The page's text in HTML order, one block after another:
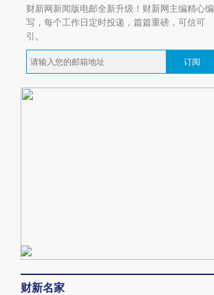
财新网新闻版电邮全新升级！财新网主编精心编
写，每个工作日定时投递，篇篇重磅，可信可
引。
订阅
财新名家